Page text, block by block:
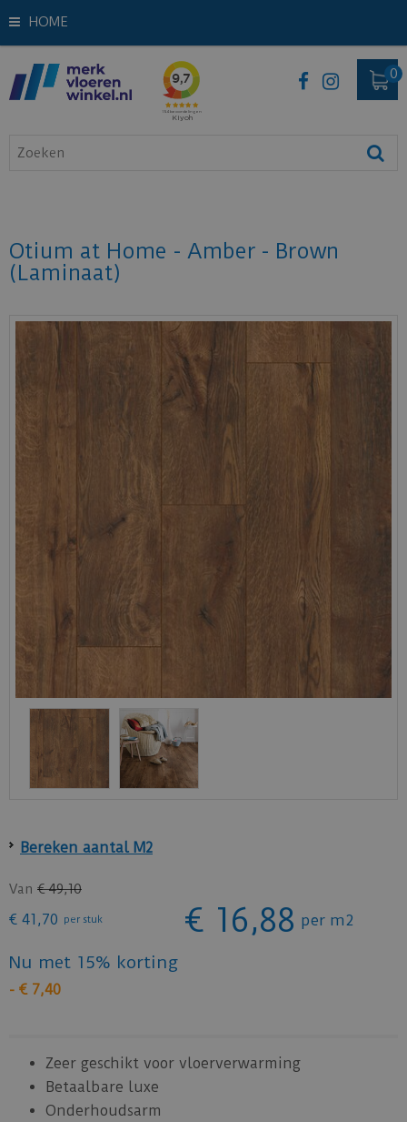
HOME
Otium at Home - Amber - Brown
(Laminaat)
Bereken aantal M2
Van € 49,10
€ 41 ,70 per stuk € 16,88 per m2
Nu met 15% korting
- € 7,40
Zeer geschikt voor vloerverwarming
Betaalbare luxe
Onderhoudsarm